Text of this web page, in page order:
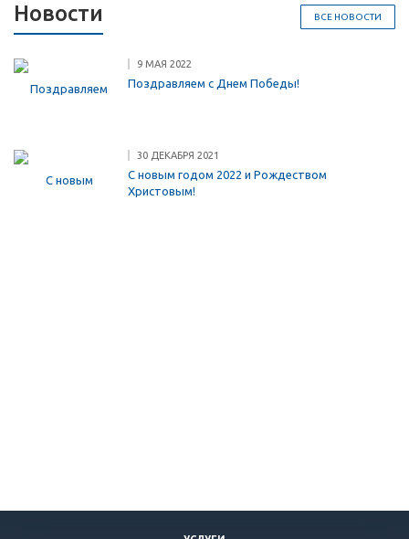
ВСЕ НОВОСТИ
Новости
9 МАЯ 2022
Поздравляем с Днем Победы!
30 ДЕКАБРЯ 2021
С новым годом 2022 и Рождеством
Христовым!